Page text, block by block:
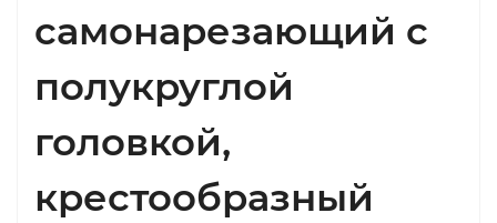
самонарезающий с
полукруглой
головкой,
крестообразный